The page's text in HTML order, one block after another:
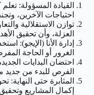
القيادة المسؤولة:
احتياجات الآخرين،
توازن الاستقلالية
العزلة، وأن تحقيق
إدارة الأنا (الإيجو):
الغرور أو الحاجة
الفرص للبدء من جديد
إكمال المشاريع وتحقيق